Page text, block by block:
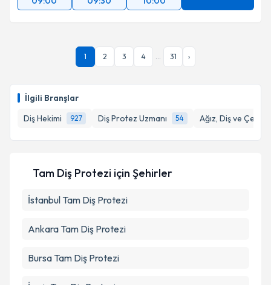
İlgili Branşlar
Diş Hekimi
927 Diş Protez Uzmanı 54 Ağız, Diş ve Çene
1 2 3 4 ... 31 ›
Tam Diş Protezi için Şehirler
İstanbul Tam Diş Protezi
Ankara Tam Diş Protezi
Bursa Tam Diş Protezi